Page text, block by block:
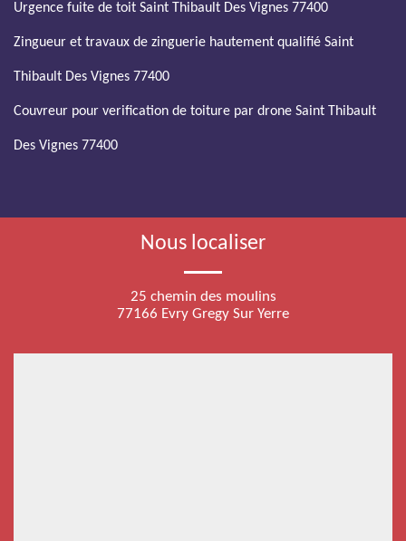
Urgence fuite de toit Saint Thibault Des Vignes 77400
Zingueur et travaux de zinguerie hautement qualifié Saint
Thibault Des Vignes 77400
Couvreur pour verification de toiture par drone Saint Thibault
Des Vignes 77400
Nous localiser
25 chemin des moulins
77166 Evry Gregy Sur Yerre